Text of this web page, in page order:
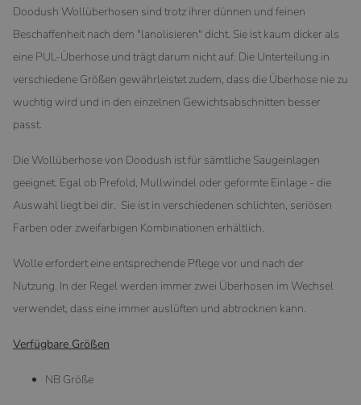
Doodush Wollüberhosen sind trotz ihrer dünnen und feinen
Beschaffenheit nach dem "lanolisieren" dicht. Sie ist kaum dicker als
eine PUL-Überhose und trägt darum nicht auf. Die Unterteilung in
verschiedene Größen gewährleistet zudem, dass die Überhose nie zu
wuchtig wird und in den einzelnen Gewichtsabschnitten besser
passt.
Die Wollüberhose von Doodush ist für sämtliche Saugeinlagen
geeignet. Egal ob Prefold, Mullwindel oder geformte Einlage - die
Auswahl liegt bei dir. Sie ist in verschiedenen schlichten, seriösen
Farben oder zweifarbigen Kombinationen erhältlich.
Wolle erfordert eine entsprechende Pflege vor und nach der
Nutzung. In der Regel werden immer zwei Überhosen im Wechsel
verwendet, dass eine immer auslüften und abtrocknen kann.
Verfügbare Größen
NB Größe